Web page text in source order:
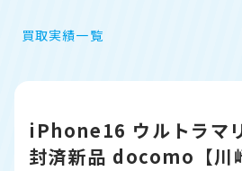
買取実績一覧
iPhone16 ウルトラマ
封済新品 docomo【川